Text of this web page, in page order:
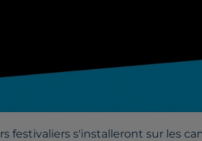
festivaliers s'installeront sur les